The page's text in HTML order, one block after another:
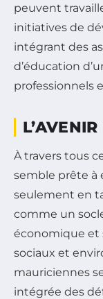
peuvent
initiatives de
intégrant des
d’éducation
professionnels
À travers tous
semble prête à
seulement en
comme un
économique et
sociaux et
mauriciennes
intégrée des